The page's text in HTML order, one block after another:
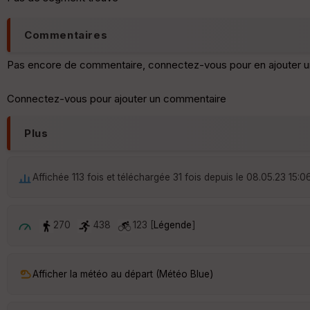
Commentaires
Pas encore de commentaire, connectez-vous pour en ajouter
Connectez-vous pour ajouter un commentaire
Plus
Affichée 113 fois et téléchargée 31 fois depuis le 08.05.23
270 438 123 [ Légende]
Afficher la météo au départ (Météo Blue)